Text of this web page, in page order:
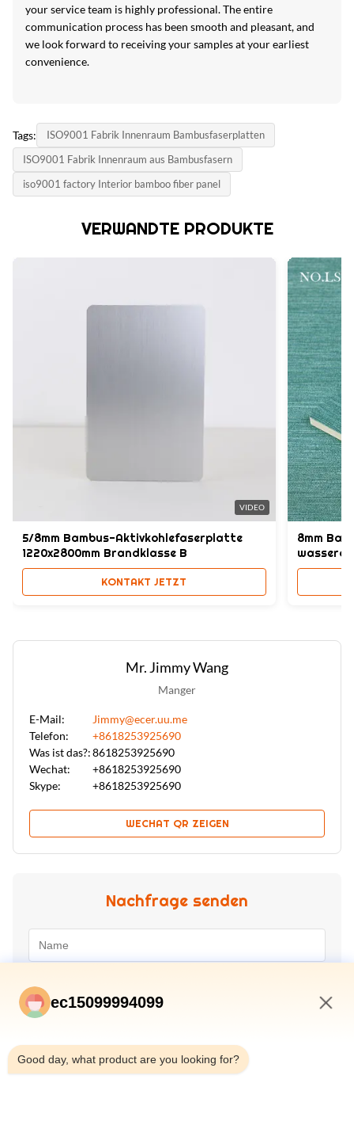
your service team is highly professional. The entire
communication process has been smooth and pleasant, and
we look forward to receiving your samples at your earliest
convenience.
Tags:
ISO9001 Fabrik Innenraum Bambusfaserplatten
ISO9001 Fabrik Innenraum aus Bambusfasern
iso9001 factory Interior bamboo fiber panel
VERWANDTE PRODUKTE
VIDEO
5/8mm Bambus-Aktivkohlefaserplatte
1220x2800mm Brandklasse B
KONTAKT JETZT
8mm
Mr. Jimmy Wang
Manger
E-Mail:
Jimmy@ecer.uu.me
Telefon:
+8618253925690
Was ist das?:8618253925690
Wechat:
+8618253925690
Skype:
+8618253925690
WECHAT QR ZEIGEN
Nachfrage senden
ec15099994099
Good day, what product are you looking for?